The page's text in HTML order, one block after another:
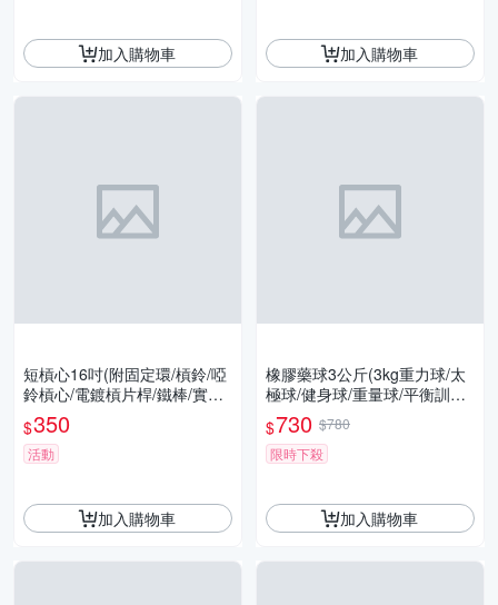
加入購物車 加入購物車
短槓心16吋(附固定環/槓鈴/啞
鈴槓心/電鍍槓片桿/鐵棒/實心
鐵桿/GetSport)
$350
活動
加入購物車
橡膠藥球3公斤(3kg重力球/太
極球/健身球/重量球/平衡訓練
球/健力球/GetSport)
$730 $780
限時下殺
加入購物車